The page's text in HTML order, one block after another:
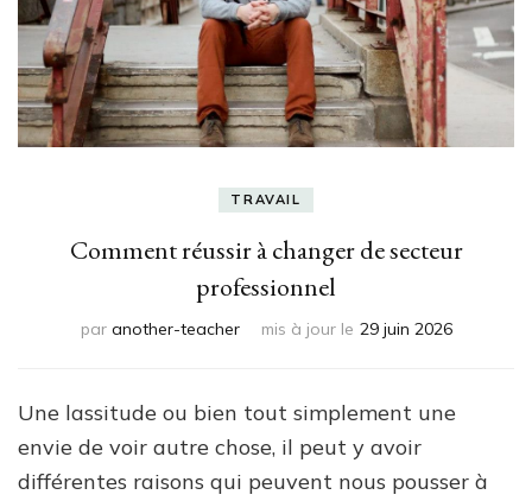
TRAVAIL
Comment réussir à changer de secteur
professionnel
par another-teacher mis à jour le 29 juin 2026
Une lassitude ou bien tout simplement une
envie de voir autre chose, il peut y avoir
différentes raisons qui peuvent nous pousser à